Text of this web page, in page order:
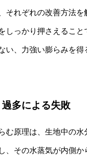
それぞれの改善方法を
しっかり押さえること
い、力強い膨らみを得
多による失敗
む原理は、生地中の水
、その水蒸気が内側か